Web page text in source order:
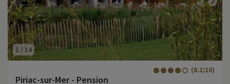
1 /14
Piriac-sur-Mer - Pension
(8.2/10)